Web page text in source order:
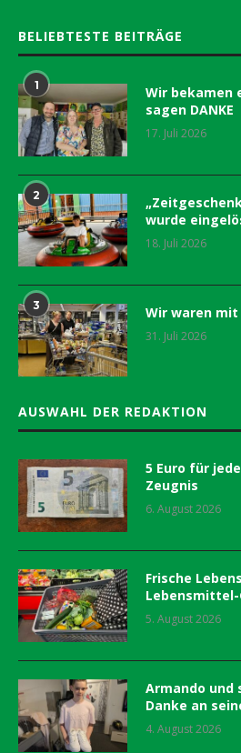
BELIEBTESTE BEITRÄGE
1
Wir bekamen
sagen DANKE
17. Juli 2026
2
wurde
18. Juli 2026
3 Wir waren
31. Juli 2026
AUSWAHL DER REDAKTION
5 Euro für
Zeugnis
6. August 2026
Frische
5. August 2026
Armando und
Danke an
4. August 2026